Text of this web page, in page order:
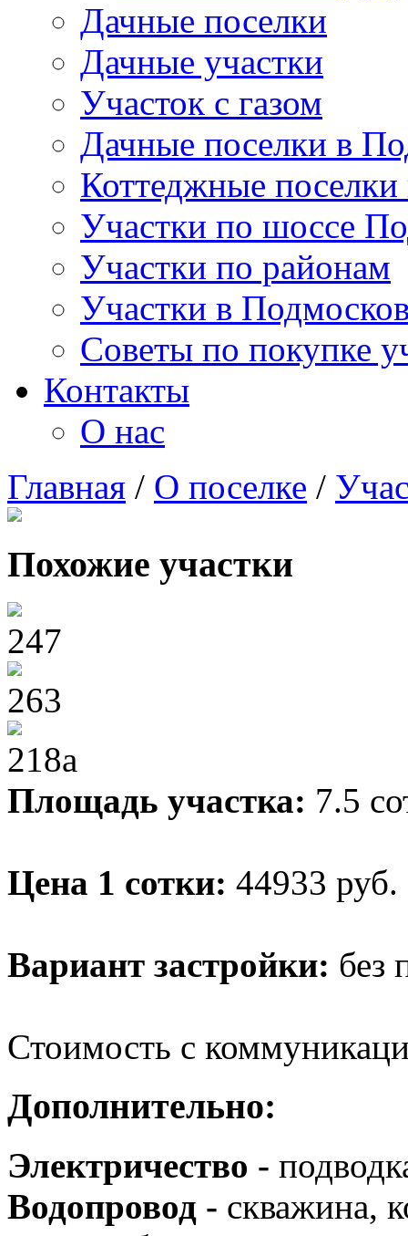
Дачные поселки
Дачные участки
Участок с газом
Дачные поселки в
Коттеджные
Участки по шоссе
Участки по районам
Участки в
Советы по покупке
Контакты
О нас
Главная / О поселке /
Похожие участки
247
263
218а
Площадь участка: 7.5
Цена 1 сотки: 44933 руб.
Вариант застройки: без
Стоимость с
Дополнительно:
Электричество -
Водопровод - скважина,